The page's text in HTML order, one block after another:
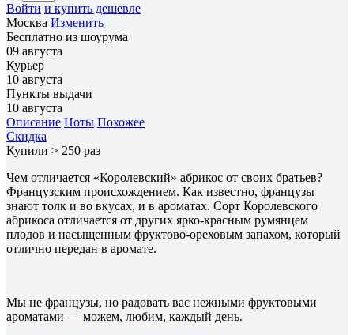
Войти и купить дешевле
Москва Изменить
Бесплатно из шоурума
09 августа
Курьер
10 августа
Пункты выдачи
10 августа
Описание Ноты Похожее
Скидка
Купили > 250 раз
Чем отличается «Королевский» абрикос от своих братьев?
Французским происхождением. Как известно, французы
знают толк и во вкусах, и в ароматах. Сорт Королевского
абрикоса отличается от других ярко-красным румянцем
плодов и насыщенным фруктово-ореховым запахом, который
отлично передан в аромате.
Мы не французы, но радовать вас нежными фруктовыми
ароматами — можем, любим, каждый день.